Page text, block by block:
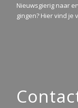
Nieuwsgierig naar
gingen? Hier vind je